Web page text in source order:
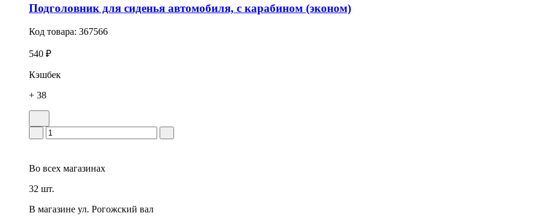
Подголовник для сиденья автомобиля, с карабином (эконом)‎
Код товара: 367566
540 ₽
Кэшбек
+ 38
Во всех магазинах
32 шт.
В магазине ул. Рогожский вал